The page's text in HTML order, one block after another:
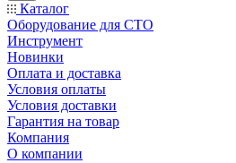
Каталог
Оборудование для СТО
Инструмент
Новинки
Оплата и доставка
Условия оплаты
Условия доставки
Гарантия на товар
Компания
О компании